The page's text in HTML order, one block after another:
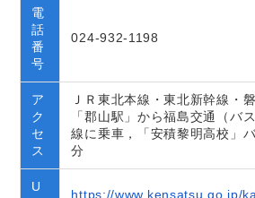
電
話
番
号
024-932-1198
ア
ク
セ
ス
ＪＲ東北本線・東北新幹線・
「郡山駅」から福島交通（バ
線に乗車，「安積黎明高校」
分
U
https://www.kensatsu.go.jp/